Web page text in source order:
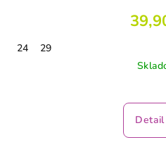
24
29
Detail